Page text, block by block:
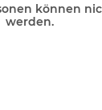
können
werden.